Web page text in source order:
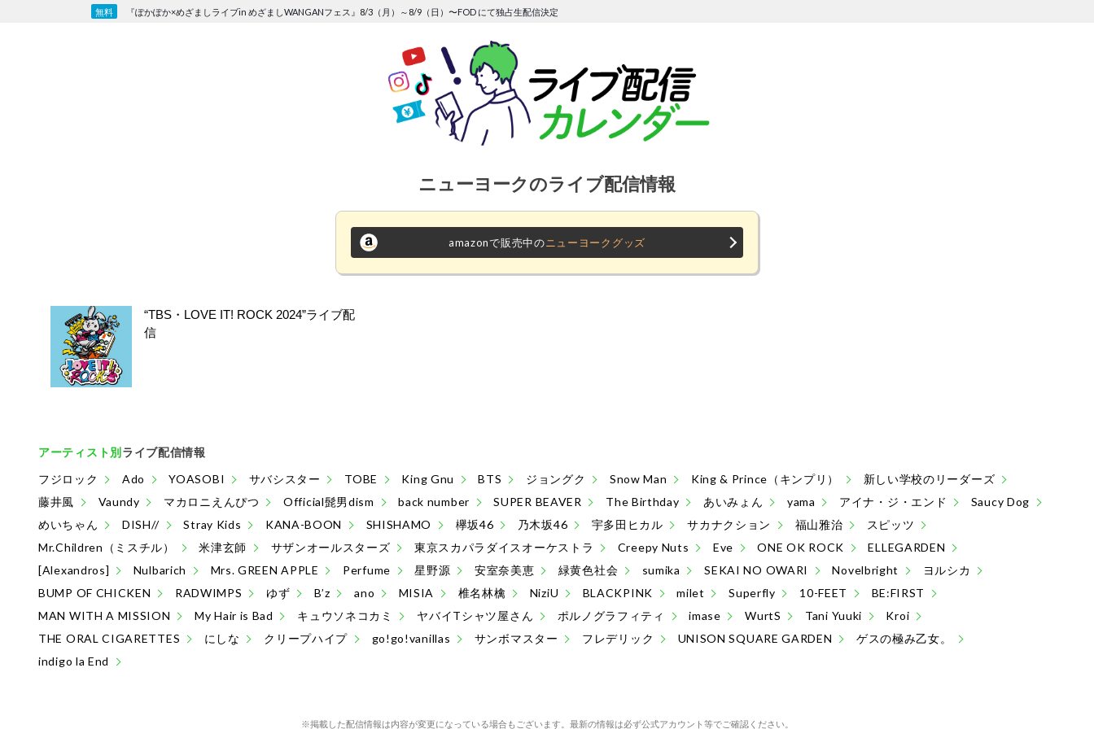
ニューヨークのライブ配信情報
amazonで販売中のニューヨークグッズ
“TBS・LOVE IT! ROCK 2024”ライブ配
信
アーティスト別ライブ配信情報
フジロック Ado YOASOBI サバシスター TOBE King Gnu BTS ジョングク Snow Man King & Prince（キンプリ）
新しい学校のリーダーズ
藤井風
Vaundy マカロニえんぴつ Official髭男dism back number SUPER BEAVER The Birthday あいみょん yama アイナ・ジ・エンド
Saucy Dog
めいちゃん
DISH// Stray Kids KANA-BOON SHISHAMO 欅坂46 乃木坂46 宇多田ヒカル サカナクション 福山雅治
スピッツ
Mr.Children（ミスチル）
米津玄師 サザンオールスターズ 東京スカパラダイスオーケストラ Creepy Nuts Eve ONE OK ROCK
ELLEGARDEN
[Alexandros]
Nulbarich Mrs. GREEN APPLE Perfume 星野源 安室奈美恵 緑黄色社会 sumika SEKAI NO OWARI Novelbright
ヨルシカ
BUMP OF CHICKEN
RADWIMPS ゆず B’z ano MISIA 椎名林檎 NiziU BLACKPINK milet Superfly 10-FEET
BE:FIRST
MAN WITH A MISSION
My Hair is Bad キュウソネコカミ ヤバイTシャツ屋さん ポルノグラフィティ imase WurtS Tani Yuuki
Kroi
THE ORAL CIGARETTES
にしな クリープハイプ go!go!vanillas サンボマスター フレデリック UNISON SQUARE GARDEN
ゲスの極み乙女。
indigo la End
※掲載した配信情報は内容が変更になっている場合もございます。最新の情報は必ず公式アカウント等でご確認ください。
『ぽかぽか×めざましライブin めざましWANGANフェス』8/3（月）～8/9（日）〜FOD にて独占生配信決定